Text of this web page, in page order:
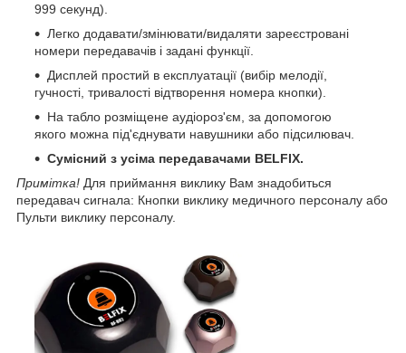
999 секунд).
Легко додавати/змінювати/видаляти зареєстровані
номери передавачів і задані функції.
Дисплей простий в експлуатації (вибір мелодії,
гучності, тривалості відтворення номера кнопки).
На табло розміщене аудіороз'єм, за допомогою
якого можна під'єднувати навушники або підсилювач.
Сумісний з усіма передавачами BELFIX.
Примітка! Для приймання виклику Вам знадобиться
передавач сигнала: Кнопки виклику медичного персоналу або
Пульти виклику персоналу.